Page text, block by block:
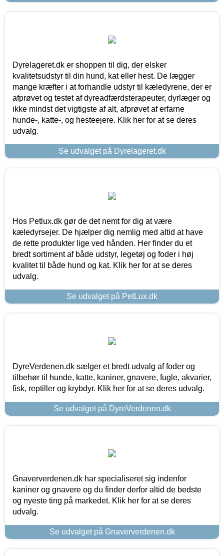
Dyrelageret.dk er shoppen til dig, der elsker
kvalitetsudstyr til din hund, kat eller hest. De lægger
mange kræfter i at forhandle udstyr til kæledyrene, der er
afprøvet og testet af dyreadfærdsterapeuter, dyrlæger og
ikke mindst det vigtigste af alt, afprøvet af erfarne
hunde-, katte-, og hesteejere. Klik her for at se deres
udvalg.
Se udvalget på Dyrelageret.dk
Hos Petlux.dk gør de det nemt for dig at være
kæledyrsejer. De hjælper dig nemlig med altid at have
de rette produkter lige ved hånden. Her finder du et
bredt sortiment af både udstyr, legetøj og foder i høj
kvalitet til både hund og kat. Klik her for at se deres
udvalg.
Se udvalget på PetLux.dk
DyreVerdenen.dk sælger et bredt udvalg af foder og
tilbehør til hunde, katte, kaniner, gnavere, fugle, akvarier,
fisk, reptiller og krybdyr. Klik her for at se deres udvalg.
Se udvalget på DyreVerdenen.dk
Gnaververdenen.dk har specialiseret sig indenfor
kaniner og gnavere og du finder derfor altid de bedste
og nyeste ting på markedet. Klik her for at se deres
udvalg.
Se udvalget på Gnaververdenen.dk